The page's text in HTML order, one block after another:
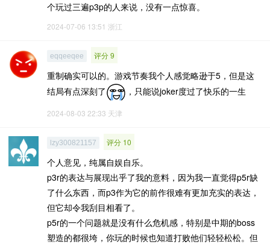
个玩过三遍p3p的人来说，没有一点惊喜。
2024-07-06 13:51 浙江
eqqeeqee 评分 9
重制确实可以的。游戏节奏我个人感觉略逊于5，但是这
结局有点深刻了
，只能说joker度过了快乐的一生
2024-08-03 22:33 天津
lzy300821157 评分 10
个人意见，纯属自娱自乐。
p3r的表达与展现出乎了我的意料，因为我一直觉得p5r缺
了什么东西，而p3作为它的前作很难有更加充实的表达，
但它却令我刮目相看了。
p5r的一个问题就是没有什么危机感，特别是中期的boss
塑造的都很垮，你玩的时候也知道打败他们轻轻松松。但